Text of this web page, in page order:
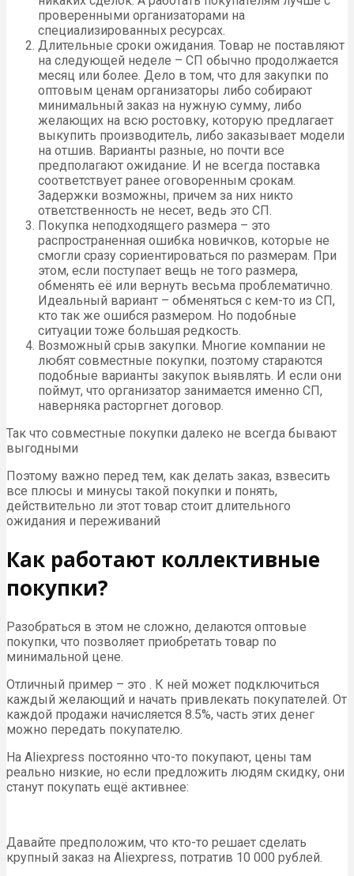
проверенными организаторами на
специализированных ресурсах.
Длительные сроки ожидания. Товар не поставляют
на следующей неделе – СП обычно продолжается
месяц или более. Дело в том, что для закупки по
оптовым ценам организаторы либо собирают
минимальный заказ на нужную сумму, либо
желающих на всю ростовку, которую предлагает
выкупить производитель, либо заказывает модели
на отшив. Варианты разные, но почти все
предполагают ожидание. И не всегда поставка
соответствует ранее оговоренным срокам.
Задержки возможны, причем за них никто
ответственность не несет, ведь это СП.
Покупка неподходящего размера – это
распространенная ошибка новичков, которые не
смогли сразу сориентироваться по размерам. При
этом, если поступает вещь не того размера,
обменять её или вернуть весьма проблематично.
Идеальный вариант – обменяться с кем-то из СП,
кто так же ошибся размером. Но подобные
ситуации тоже большая редкость.
Возможный срыв закупки. Многие компании не
любят совместные покупки, поэтому стараются
подобные варианты закупок выявлять. И если они
поймут, что организатор занимается именно СП,
наверняка расторгнет договор.
Так что совместные покупки далеко не всегда бывают
выгодными
Поэтому важно перед тем, как делать заказ, взвесить
все плюсы и минусы такой покупки и понять,
действительно ли этот товар стоит длительного
ожидания и переживаний
Как работают коллективные
покупки?
Разобраться в этом не сложно, делаются оптовые
покупки, что позволяет приобретать товар по
минимальной цене.
Отличный пример – это . К ней может подключиться
каждый желающий и начать привлекать покупателей. От
каждой продажи начисляется 8.5%, часть этих денег
можно передать покупателю.
На Aliexpress постоянно что-то покупают, цены там
реально низкие, но если предложить людям скидку, они
станут покупать ещё активнее:
Давайте предположим, что кто-то решает сделать
крупный заказ на Aliexpress, потратив 10 000 рублей.